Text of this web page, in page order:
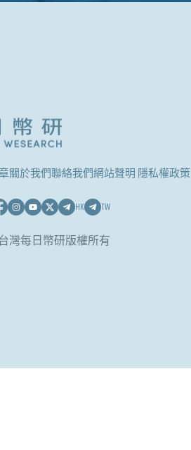
關於我們聯絡我們網站聲明 隱私權政策
HK TW
灣每日幣研版權所有